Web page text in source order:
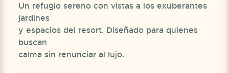
Un refugio sereno con vistas a los exuberantes
jardines
y espacios del resort. Diseñado para quienes
buscan
calma sin renunciar al lujo.